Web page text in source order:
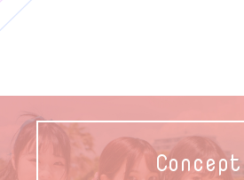
Concept